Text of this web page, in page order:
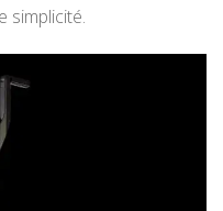
simplicité.